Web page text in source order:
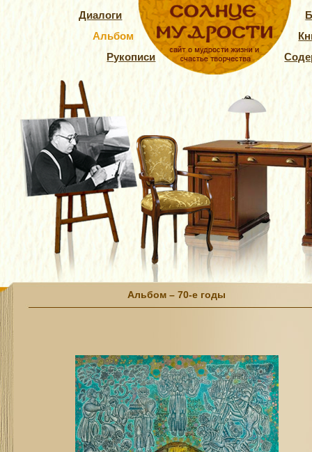
Диалоги
Альбом
Рукописи
Альбом – 70-е годы